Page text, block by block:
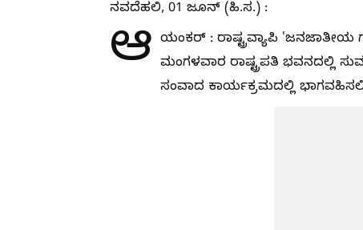
ನವದೆಹಲಿ, 01 ಜೂನ್ (ಹಿ.ಸ.) :
ಆ ಯಂಕರ್ : ರಾಷ್ಟ್ರವ್ಯಾಪಿ 'ಜನಜಾತೀಯ
ಮಂಗಳವಾರ ರಾಷ್ಟ್ರಪತಿ ಭವನದಲ್ಲಿ
ಸಂವಾದ ಕಾರ್ಯಕ್ರಮದಲ್ಲಿ